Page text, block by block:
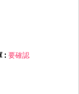
要確認